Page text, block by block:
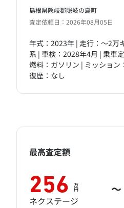
島根県隠岐郡隠岐の島町
査定依頼日：2026年08月05日
年式：2023年 | 走行：～2万
系 | 車検：2028年4月 | 乗車
燃料：ガソリン | ミッション
復歴：なし
最高査定額
256 万
円 ～
ネクステージ